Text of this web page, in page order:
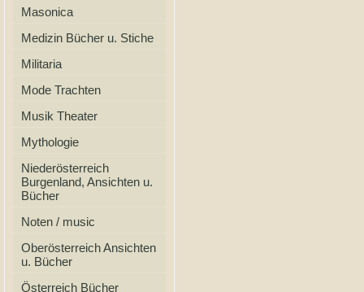
Masonica
Medizin Bücher u. Stiche
Militaria
Mode Trachten
Musik Theater
Mythologie
Niederösterreich
Burgenland, Ansichten u.
Bücher
Noten / music
Oberösterreich Ansichten
u. Bücher
Österreich Bücher